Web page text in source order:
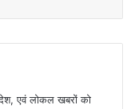
एवं लोकल खबरों को